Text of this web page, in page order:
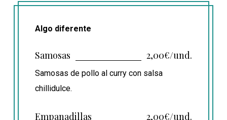
Algo diferente
Samosas 2,00€/und.
Samosas de pollo al curry con salsa
chillidulce.
Empanadillas 2,00€/und.